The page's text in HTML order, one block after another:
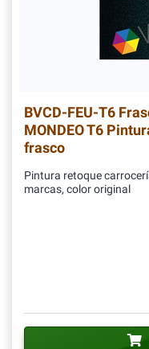
BVCD-FEU-T6
MONDEO T6
frasco
Pintura retoque
marcas, color original